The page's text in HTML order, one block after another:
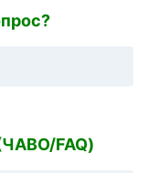
FAQ)